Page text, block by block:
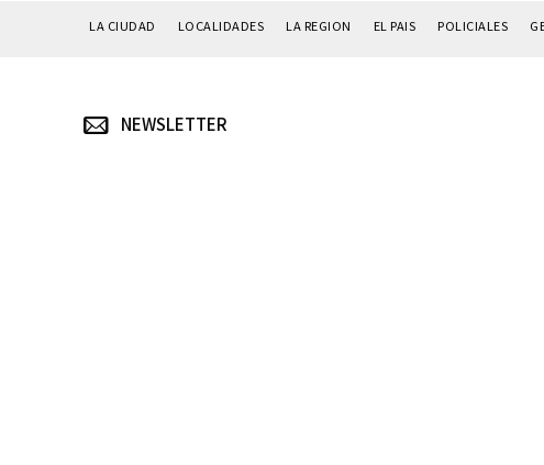
LA CIUDAD LOCALIDADES LA REGION EL PAIS POLICIALES
NEWSLETTER